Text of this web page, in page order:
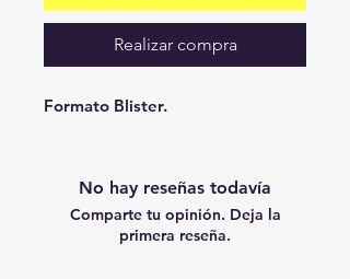
Realizar compra
Formato Blister.
No hay reseñas todavía
Comparte tu opinión. Deja la
primera reseña.